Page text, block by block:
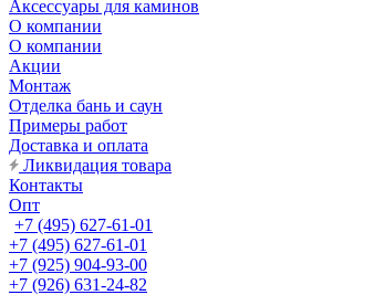
Аксессуары для каминов
О компании
О компании
Акции
Монтаж
Отделка бань и саун
Примеры работ
Доставка и оплата
Ликвидация товара
Контакты
Опт
+7 (495) 627-61-01
+7 (495) 627-61-01
+7 (925) 904-93-00
+7 (926) 631-24-82